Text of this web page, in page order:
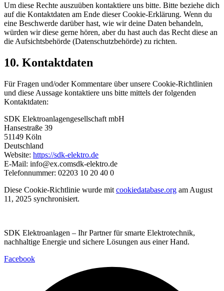
Um diese Rechte auszuüben kontaktiere uns bitte. Bitte beziehe dich
auf die Kontaktdaten am Ende dieser Cookie-Erklärung. Wenn du
eine Beschwerde darüber hast, wie wir deine Daten behandeln,
würden wir diese gerne hören, aber du hast auch das Recht diese an
die Aufsichtsbehörde (Datenschutzbehörde) zu richten.
10. Kontaktdaten
Für Fragen und/oder Kommentare über unsere Cookie-Richtlinien
und diese Aussage kontaktiere uns bitte mittels der folgenden
Kontaktdaten:
SDK Elektroanlagengesellschaft mbH
Hansestraße 39
51149 Köln
Deutschland
Website: https://sdk-elektro.de
E-Mail: info@ex.comsdk-elektro.de
Telefonnummer: 02203 10 20 40 0
Diese Cookie-Richtlinie wurde mit cookiedatabase.org am August
11, 2025 synchronisiert.
SDK Elektroanlagen – Ihr Partner für smarte Elektrotechnik,
nachhaltige Energie und sichere Lösungen aus einer Hand.
Facebook